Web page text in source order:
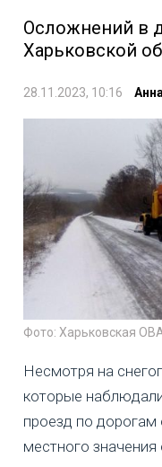
Осложнений в
Харьковской
28.11.2023, 10:16
Фото: Харьковская
Несмотря на
которые
проезд по дорогам
местного значения